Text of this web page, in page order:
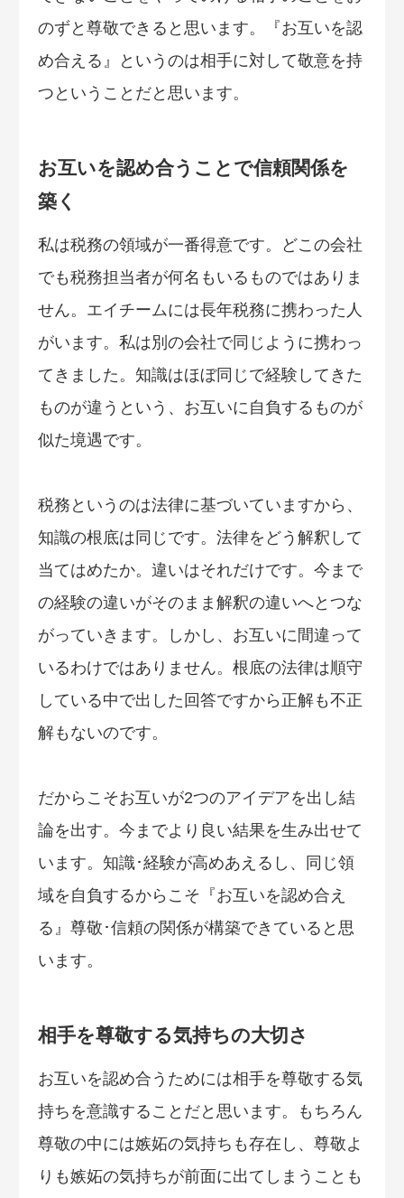
のずと尊敬できると思います。『お互いを認
め合える』というのは相手に対して敬意を持
つということだと思います。
お互いを認め合うことで信頼関係を
築く
私は税務の領域が一番得意です。どこの会社
でも税務担当者が何名もいるものではありま
せん。エイチームには長年税務に携わった人
がいます。私は別の会社で同じように携わっ
てきました。知識はほぼ同じで経験してきた
ものが違うという、お互いに自負するものが
似た境遇です。
税務というのは法律に基づいていますから、
知識の根底は同じです。法律をどう解釈して
当てはめたか。違いはそれだけです。今まで
の経験の違いがそのまま解釈の違いへとつな
がっていきます。しかし、お互いに間違って
いるわけではありません。根底の法律は順守
している中で出した回答ですから正解も不正
解もないのです。
だからこそお互いが2つのアイデアを出し結
論を出す。今までより良い結果を生み出せて
います。知識･経験が高めあえるし、同じ領
域を自負するからこそ『お互いを認め合え
る』尊敬･信頼の関係が構築できていると思
います。
相手を尊敬する気持ちの大切さ
お互いを認め合うためには相手を尊敬する気
持ちを意識することだと思います。もちろん
尊敬の中には嫉妬の気持ちも存在し、尊敬よ
りも嫉妬の気持ちが前面に出てしまうことも